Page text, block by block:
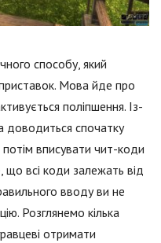
способу, який
Мова йде про
поліпшення. Із-
доводиться спочатку
потім вписувати чит-коди
всі коди залежать від
вводу ви не
Розглянемо кілька
отримати